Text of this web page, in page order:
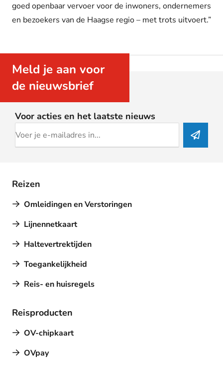
goed openbaar vervoer voor de inwoners, ondernemers
en bezoekers van de Haagse regio – met trots uitvoert.”
Meld je aan voor
de nieuwsbrief
Voor acties en het laatste nieuws
Reizen
Omleidingen en Verstoringen
Lijnennetkaart
Haltevertrektijden
Toegankelijkheid
Reis- en huisregels
Reisproducten
OV-chipkaart
OVpay